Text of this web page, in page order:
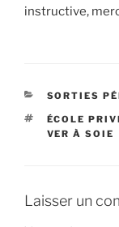
instructive,
SORTIES
ÉCOLE
VER À SOIE
Laisser un